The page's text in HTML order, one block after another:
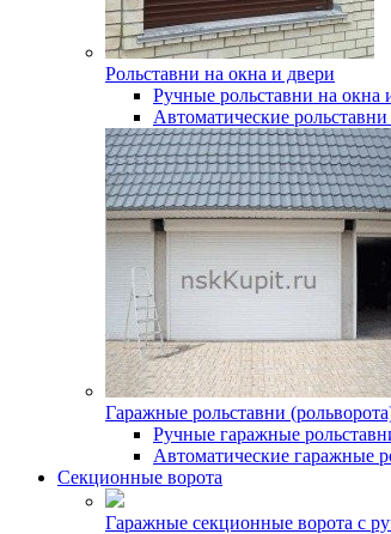
Рольставни на окна и двери
Ручные рольставни на окна
Автоматические
Гаражные рольставни
Ручные гаражные
Автоматические гаражные
Секционные ворота
Гаражные секционные ворота с